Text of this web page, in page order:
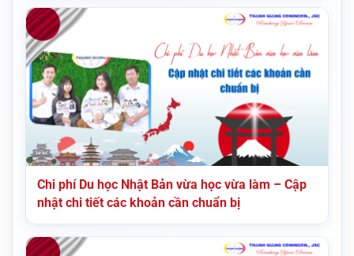
Chi phí Du học Nhật Bản vừa học vừa làm – Cập
nhật chi tiết các khoản cần chuẩn bị